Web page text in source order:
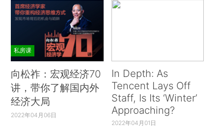
私房课
向松祚：宏观经济70
讲，带你了解国内外
经济大局
2022年04月06日
In Depth: As
Tencent Lays Off
Staff, Is Its ‘Winter’
Approaching?
2022年04月01日